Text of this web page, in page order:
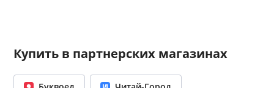
Купить в партнерских магазинах